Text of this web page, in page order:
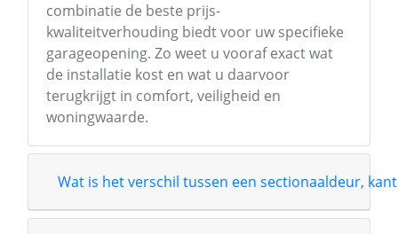
combinatie de beste prijs-
kwaliteitverhouding biedt voor uw specifieke
garageopening. Zo weet u vooraf exact wat
de installatie kost en wat u daarvoor
terugkrijgt in comfort, veiligheid en
woningwaarde.
Wat is het verschil tussen een sectionaaldeur,